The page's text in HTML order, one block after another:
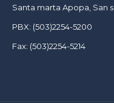
Santa marta Apopa, San
PBX: (503)2254-5200
Fax: (503)2254-5214